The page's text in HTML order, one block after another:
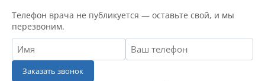
Телефон врача не публикуется — оставьте свой, и мы
перезвоним.
Заказать звонок